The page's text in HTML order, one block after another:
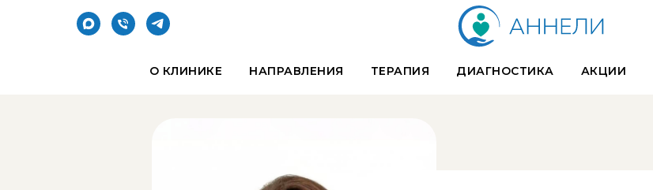
О КЛИНИКЕ НАПРАВЛЕНИЯ ТЕРАПИЯ ДИАГНОСТИКА АКЦИИ